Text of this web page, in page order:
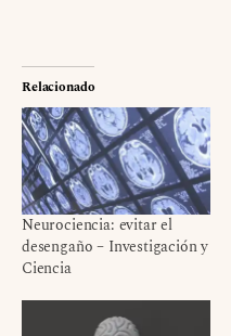
Relacionado
Neurociencia: evitar el
desengaño – Investigación y
Ciencia